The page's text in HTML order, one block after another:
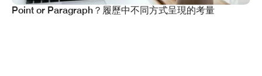
Point or Paragraph？履歷中不同方式呈現的考量